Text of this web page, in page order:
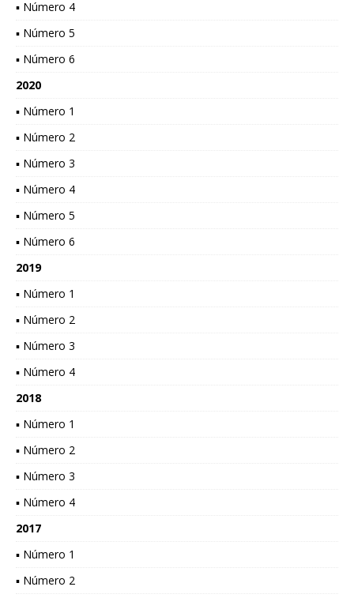
▪ Número 4
▪ Número 5
▪ Número 6
2020
▪ Número 1
▪ Número 2
▪ Número 3
▪ Número 4
▪ Número 5
▪ Número 6
2019
▪ Número 1
▪ Número 2
▪ Número 3
▪ Número 4
2018
▪ Número 1
▪ Número 2
▪ Número 3
▪ Número 4
2017
▪ Número 1
▪ Número 2